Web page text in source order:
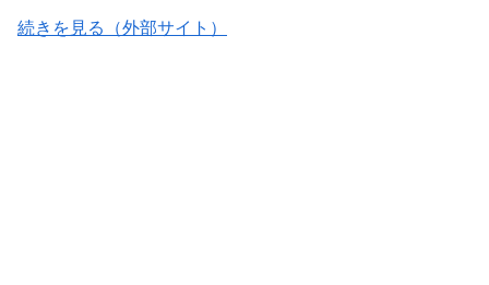
続きを見る（外部サイト）